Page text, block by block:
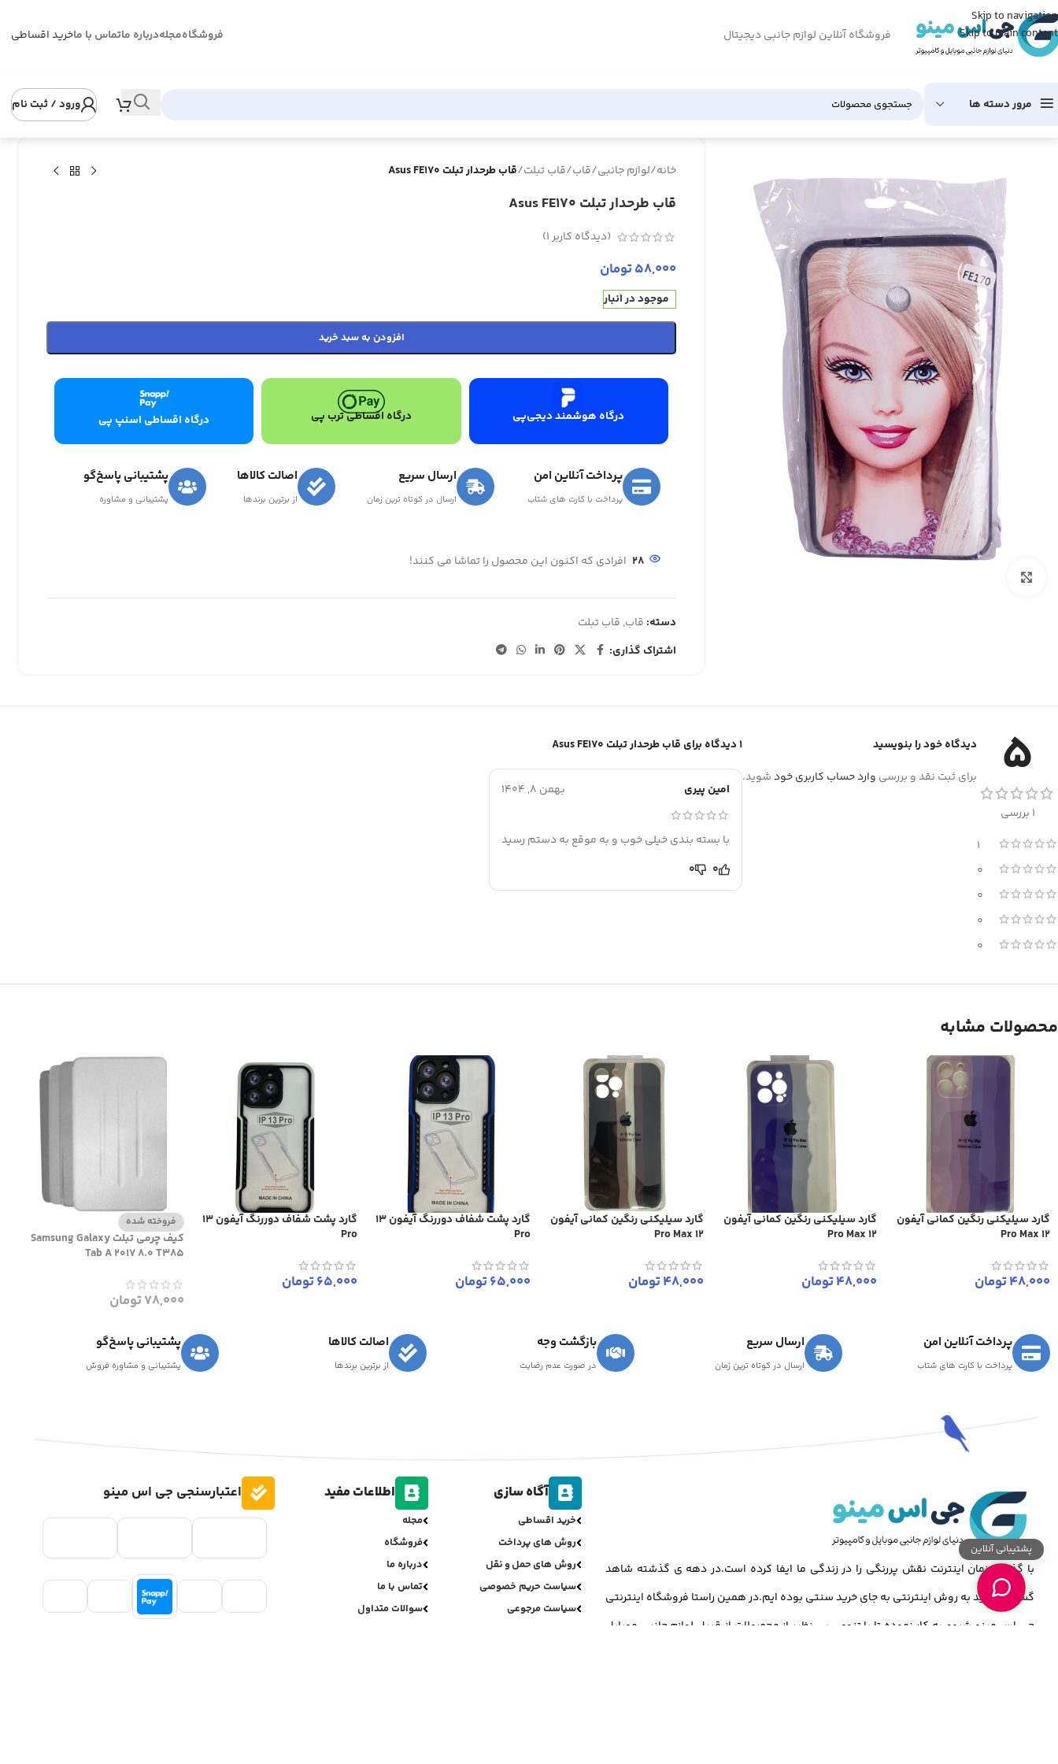
Skip to navigation
Skip to main content
فروشگاه آنلاین لوازم جانبی دیجیتال فروشگاهمجلهدرباره ماتماس با ماخرید اقساطی
مرور دسته ها ورود / ثبت نام
خانه/لوازم جانبی/قاب/قاب تبلت/قاب طرحدار تبلت Asus FE170
قاب طرحدار تبلت Asus FE170
(دیدگاه کاربر1
)
58,000تومان
موجود در انبار
افزودن به سبد خرید
درگاه هوشمند دیجی‌پی درگاه اقساطی ترب پی درگاه اقساطی اسنپ پی
پرداخت آنلاین امن
پرداخت با کارت های شتاب
ارسال سریع
ارسال در کوتاه ترین زمان
اصالت کالاها
از برترین برندها
پشتیبانی پاسخ‌گو
پشتیبانی و مشاوره
28 افرادی که اکنون این محصول را تماشا می کنند!
دسته: قاب, قاب تبلت
اشتراک گذاری:
5
1 بررسی
1
0
0
0
0
1 دیدگاه برای قاب طرحدار تبلت Asus FE170
امین پیری بهمن 8, 1404
با بسته بندی خیلی خوب و به موقع به دستم رسید
0
0
دیدگاه خود را بنویسید
برای ثبت نقد و بررسی وارد حساب کاربری خودشوید.
محصولات مشابه
گارد سیلیکنی رنگین کمانی آیفون
12 Pro Max
48,000تومان
گارد سیلیکنی رنگین کمانی آیفون
12 Pro Max
48,000تومان
گارد سیلیکنی رنگین کمانی آیفون
12 Pro Max
48,000تومان
گارد پشت شفاف دوررنگ آیفون 13
Pro
65,000تومان
گارد پشت شفاف دوررنگ آیفون 13
Pro
65,000تومان
فروخته شده
کیف چرمی تبلت Samsung Galaxy
Tab A 2017 8.0 T385
78,000تومان
پرداخت آنلاین امن
پرداخت با کارت های شتاب
ارسال سریع
ارسال در کوتاه ترین زمان
بازگشت وجه
در صورت عدم رضایت
اصالت کالاها
از برترین برندها
پشتیبانی پاسخ‌گو
پشتیبانی و مشاوره فروش
با گذشت زمان اینترنت نقش پررنگی را در زندگی ما ایفا کرده است.در دهه ی گذشته شاهد
گسترش خرید به روش اینترنتی به جای خرید سنتی بوده ایم.در همین راستا فروشگاه اینترنتی
جی اس مینو شروع به کار نموده تا با تنوعی بی نظیر از محصولات از قبیل لوازم جانبی موبایل
آگاه سازی
خرید اقساطی
روش های پرداخت
روش های حمل و نقل
سیاست حریم خصوصی
سیاست مرجوعی
اطلاعات مفید
مجله
فروشگاه
درباره ما
تماس با ما
سوالات متداول
اعتبارسنجی جی اس مینو
پشتیبانی آنلاین